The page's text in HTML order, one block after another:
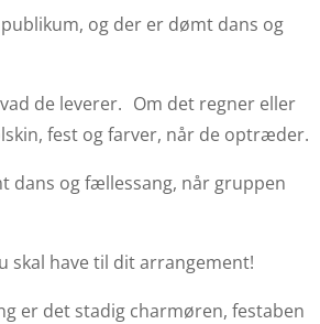
og der er dømt dans og
de leverer. Om det regner eller
fest og farver, når de optræder.
dans og fællessang, når gruppen
skal have til dit arrangement!
er det stadig charmøren, festaben